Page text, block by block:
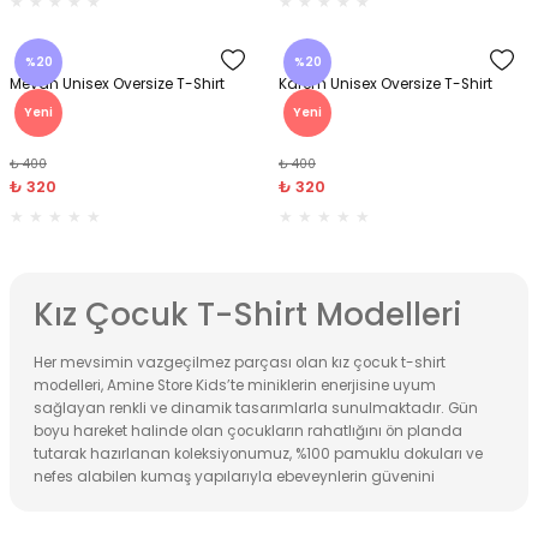
%20
Yeni
Mevan Unisex Oversize T-Shirt
₺ 400
₺ 320
%20
Yeni
Karem Unisex Oversize T-Shirt
₺ 400
₺ 320
Kız Çocuk T-Shirt Modelleri
Her mevsimin vazgeçilmez parçası olan kız çocuk t-shirt
modelleri, Amine Store Kids’te miniklerin enerjisine uyum
sağlayan renkli ve dinamik tasarımlarla sunulmaktadır. Gün
boyu hareket halinde olan çocukların rahatlığını ön planda
tutarak hazırlanan koleksiyonumuz, %100 pamuklu dokuları ve
nefes alabilen kumaş yapılarıyla ebeveynlerin güvenini